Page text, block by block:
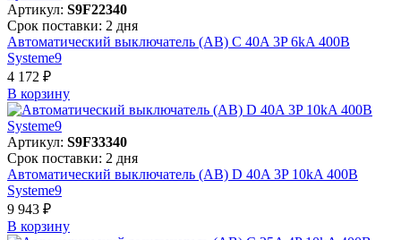
Артикул: S9F22340
Срок поставки: 2 дня
Автоматический выключатель (АВ) C 40A 3P 6kA 400В
Systeme9
4 172 ₽
В корзинy
Артикул: S9F33340
Срок поставки: 2 дня
Автоматический выключатель (АВ) D 40A 3P 10kA 400В
Systeme9
9 943 ₽
В корзинy